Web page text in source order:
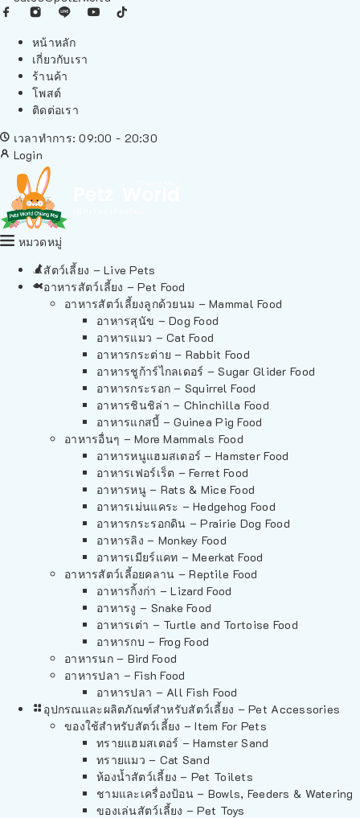
หน้าหลัก
เกี่ยวกับเรา
ร้านค้า
โพสต์
ติดต่อเรา
เวลาทำการ: 09:00 - 20:30
Login
หมวดหมู่
สัตว์เลี้ยง – Live Pets
อาหารสัตว์เลี้ยง – Pet Food
อาหารสัตว์เลี้ยงลูกด้วยนม – Mammal Food
อาหารสุนัข – Dog Food
อาหารแมว – Cat Food
อาหารกระต่าย – Rabbit Food
อาหารชูก้าร์ไกลเดอร์ – Sugar Glider Food
อาหารกระรอก – Squirrel Food
อาหารชินชิล่า – Chinchilla Food
อาหารแกสบี้ – Guinea Pig Food
อาหารอื่นๆ – More Mammals Food
อาหารหนูแฮมสเตอร์ – Hamster Food
อาหารเฟอร์เร็ต – Ferret Food
อาหารหนู – Rats & Mice Food
อาหารเม่นแคระ – Hedgehog Food
อาหารกระรอกดิน – Prairie Dog Food
อาหารลิง – Monkey Food
อาหารเมียร์แคท – Meerkat Food
อาหารสัตว์เลี้อยคลาน – Reptile Food
อาหารกิ้งก่า – Lizard Food
อาหารงู – Snake Food
อาหารเต่า – Turtle and Tortoise Food
อาหารกบ – Frog Food
อาหารนก – Bird Food
อาหารปลา – Fish Food
อาหารปลา – All Fish Food
อุปกรณและผลิตภัณฑ์สำหรับสัตว์เลี้ยง – Pet Accessories
ของใช้สำหรับสัตว์เลี้ยง – Item For Pets
ทรายแฮมสเตอร์ – Hamster Sand
ทรายแมว – Cat Sand
ห้องน้ำสัตว์เลี้ยง – Pet Toilets
ชามและเครื่องป้อน – Bowls, Feeders & Watering
ของเล่นสัตว์เลี้ยง – Pet Toys